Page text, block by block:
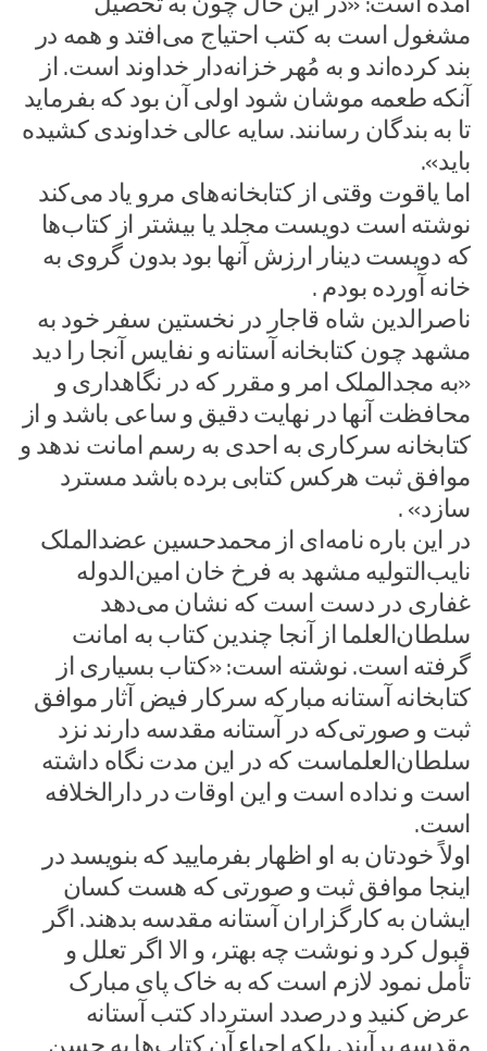
مشغول است به کتب احتیاج می‌افتد و همه در
بند کرده‌اند و به مُهر خزانه‌دار خداوند است. از
آنکه طعمه موشان شود اولی آن بود که بفرماید
تا به بندگان رسانند. سایه عالی خداوندی کشیده
باید».
اما یاقوت وقتی از کتابخانه‌های مرو یاد می‌کند
نوشته است دویست مجلد یا بیشتر از کتاب‌ها
که دویست دینار ارزش آنها بود بدون گروی به
خانه آورده بودم .
ناصرالدین شاه قاجار در نخستین سفر خود به
مشهد چون کتابخانه آستانه و نفایس آنجا را دید
«به مجدالملک امر و مقرر که در نگاهداری و
محافظت آنها در نهایت دقیق و ساعی باشد و از
کتابخانه سرکاری به احدی به رسم امانت ندهد و
موافق ثبت هرکس کتابی برده باشد مسترد
سازد» .
در این باره نامه‌ای از محمدحسین عضدالملک
نایب‌التولیه مشهد به فرخ خان امین‌الدوله
غفاری در دست است که نشان می‌دهد
سلطان‌العلما از آنجا چندین کتاب به امانت
گرفته است. نوشته است: «کتاب بسیاری از
کتابخانه آستانه مبارکه سرکار فیض آثار موافق
ثبت و صورتی‌که در آستانه مقدسه دارند نزد
سلطان‌العلماست که در این مدت نگاه داشته
است و نداده است و این اوقات در دارالخلافه
است.
اولاً خودتان به او اظهار بفرمایید که بنویسد در
اینجا موافق ثبت و صورتی که هست کسان
ایشان به کارگزاران آستانه مقدسه بدهند. اگر
قبول کرد و نوشت چه بهتر، و الا اگر تعلل و
تأمل نمود لازم است که به خاک پای مبارک
عرض کنید و درصدد استرداد کتب آستانه
مقدسه برآیند. بلکه احیاء آن کتاب‌ها به حسن